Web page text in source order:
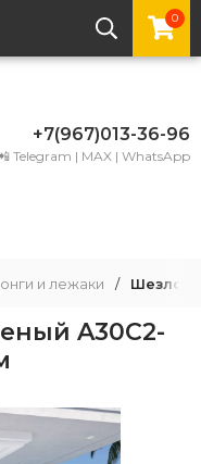
0
+7(967)013-36-96
Telegram | MAX | WhatsApp
и лежаки /
A30C2-